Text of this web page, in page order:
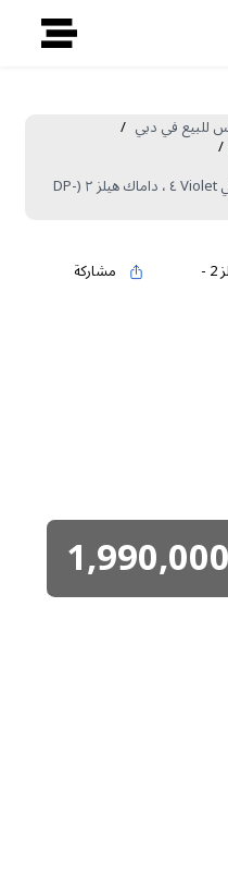
للبيع في دبي /
/
١٢١٤ قدم مربع تاون هاوس لـ للبيع في Violet ٤ ، داماك هيلز ٢ (DP-
2
- مشاركة
1,990,000